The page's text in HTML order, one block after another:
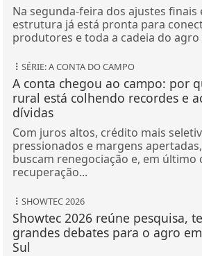
Na segunda-feira dos ajustes finais
estrutura já está pronta para
produtores e toda a cadeia do agro
SÉRIE: A CONTA DO CAMPO
A conta chegou ao campo: por
rural está colhendo recordes e
dívidas
Com juros altos, crédito mais
pressionados e margens
buscam renegociação e, em último
recuperação...
SHOWTEC 2026
Showtec 2026 reúne pesquisa,
grandes debates para o agro
Sul